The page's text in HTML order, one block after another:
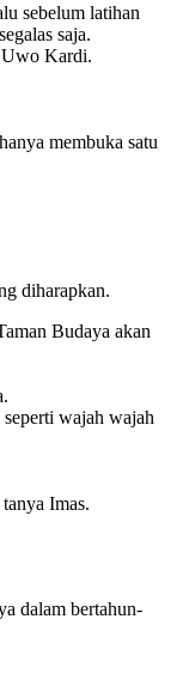
sebelum latihan
saja.
Uwo Kardi.
membuka satu
diharapkan.
Budaya akan
wajah wajah
Imas.
dalam bertahun-